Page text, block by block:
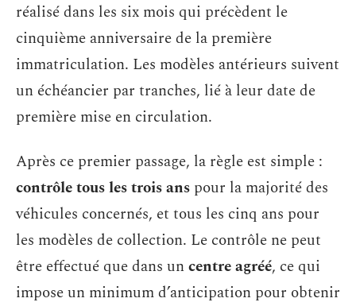
réalisé dans les six mois qui précèdent le
cinquième anniversaire de la première
immatriculation. Les modèles antérieurs suivent
un échéancier par tranches, lié à leur date de
première mise en circulation.
Après ce premier passage, la règle est simple :
contrôle tous les trois ans pour la majorité des
véhicules concernés, et tous les cinq ans pour
les modèles de collection. Le contrôle ne peut
être effectué que dans uncentre agréé, ce qui
impose un minimum d’anticipation pour obtenir